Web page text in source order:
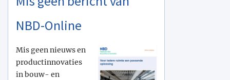
NBD-Online
Mis geen nieuws en
productinnovaties
in bouw- en